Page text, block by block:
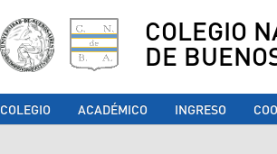
COLEGIO
DE
COLEGIO ACADÉMICO INGRESO